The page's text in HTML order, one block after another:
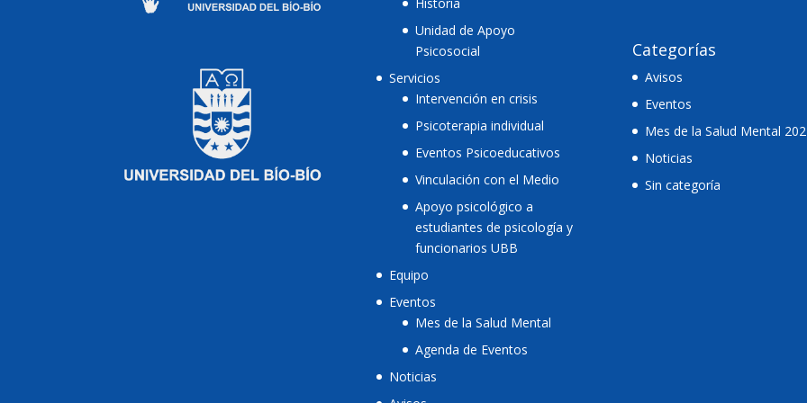
Unidad de Apoyo
Psicosocial
Servicios
Intervención en crisis
Psicoterapia individual
Eventos Psicoeducativos
Vinculación con el Medio
Apoyo psicológico a
estudiantes de psicología y
funcionarios UBB
Equipo
Eventos
Mes de la Salud Mental
Agenda de Eventos
Noticias
Categorías
Avisos
Eventos
Mes de la Salud Mental
Noticias
Sin categoría